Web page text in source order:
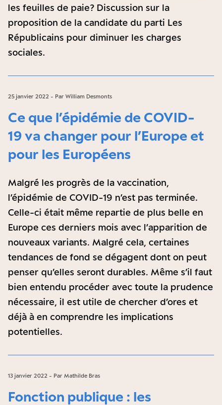
les feuilles de paie ? Discussion sur la
proposition de la candidate du parti Les
Républicains pour diminuer les charges
sociales.
25 janvier 2022 - Par William Desmonts
Ce que l’épidémie de COVID-
19 va changer pour l’Europe et
pour les Européens
Malgré les progrès de la vaccination,
l’épidémie de COVID-19 n’est pas terminée.
Celle-ci était même repartie de plus belle en
Europe ces derniers mois avec l’apparition de
nouveaux variants. Malgré cela, certaines
tendances de fond se dégagent dont on peut
penser qu’elles seront durables. Même s’il faut
bien entendu procéder avec toute la prudence
nécessaire, il est utile de chercher d’ores et
déjà à en comprendre les implications
potentielles.
13 janvier 2022 - Par Mathilde Bras
Fonction publique : les